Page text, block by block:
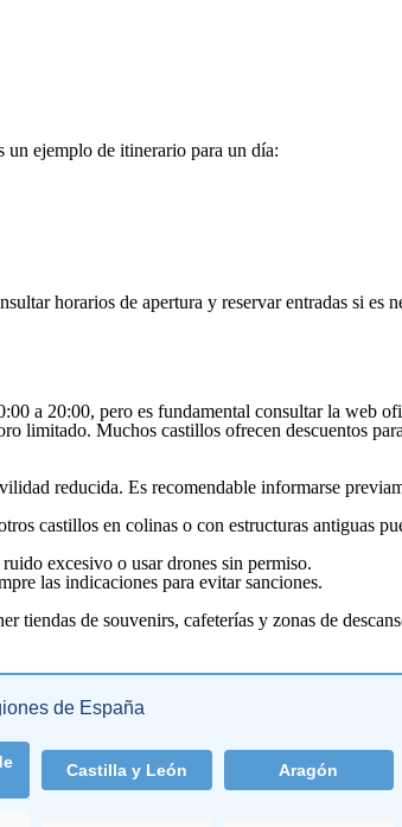
ejemplo de itinerario para un día:
horarios de apertura y reservar entradas si es
a 20:00, pero es fundamental consultar la web
limitado. Muchos castillos ofrecen descuentos
reducida. Es recomendable informarse
castillos en colinas o con estructuras antiguas
excesivo o usar drones sin permiso.
las indicaciones para evitar sanciones.
tiendas de souvenirs, cafeterías y zonas de
de España
Castilla y León Aragón